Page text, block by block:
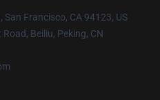
San Francisco, CA 94123, US
Beiliu, Peking, CN